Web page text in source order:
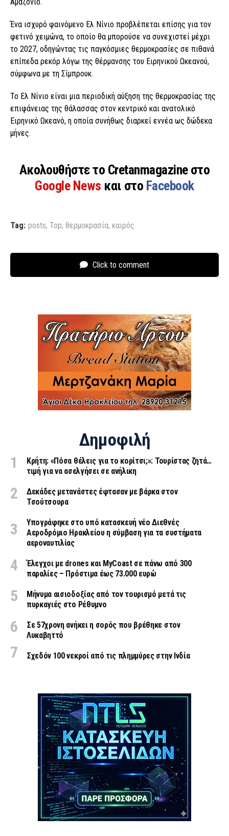
Αμαζόνιο.
Ένα ισχυρό φαινόμενο Ελ Νίνιο προβλέπεται επίσης για τον
φετινό χειμώνα, το οποίο θα μπορούσε να συνεχιστεί μέχρι
το 2027, οδηγώντας τις παγκόσμιες θερμοκρασίες σε πιθανά
επίπεδα ρεκόρ λόγω της θέρμανσης του Ειρηνικού Ωκεανού,
σύμφωνα με τη Σίμπρουκ.
Το Ελ Νίνιο είναι μια περιοδική αύξηση της θερμοκρασίας της
επιφάνειας της θάλασσας στον κεντρικό και ανατολικό
Ειρηνικό Ωκεανό, η οποία συνήθως διαρκεί εννέα ως δώδεκα
μήνες.
Ακολουθήστε το Cretanmagazine στο
Google News και στο Facebook
Tag: posts, Top, θερμοκρασία, καιρός
Click to comment
Δημοφιλή
Κρήτη: «Πόσα θέλεις για το κορίτσι;»: Τουρίστας ζητά…
τιμή για να ασελγήσει σε ανήλικη
Δεκάδες μετανάστες έφτασαν με βάρκα στον
Τσούτσουρα
Υπογράφηκε στο υπό κατασκευή νέο Διεθνές
Αεροδρόμιο Ηρακλείου η σύμβαση για τα συστήματα
αεροναυτιλίας
Έλεγχοι με drones και MyCoast σε πάνω από 300
παραλίες – Πρόστιμα έως 73.000 ευρώ
Μήνυμα αισιοδοξίας από τον τουρισμό μετά τις
πυρκαγιές στο Ρέθυμνο
Σε 57χρονη ανήκει η σορός που βρέθηκε στον
Λυκαβηττό
Σχεδόν 100 νεκροί από τις πλημμύρες στην Ινδία